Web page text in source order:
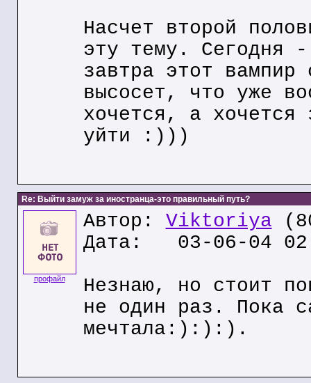
Насчет второй
эту тему. Сегодня
завтра этот вампир
высосет, что уже
хочется, а хочется
уйти :)))
Re: Выйти замуж за иностранца-это правильный путь?
профайл
Автор: Viktoriya
Дата: 03-06-04
Незнаю, но стоит
не один раз. Пока
мечтала:):):).